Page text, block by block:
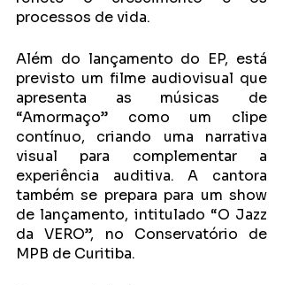
processos de vida.
Além do lançamento do EP, está
previsto um filme audiovisual que
apresenta as músicas de
“Amormaço” como um clipe
contínuo, criando uma narrativa
visual para complementar a
experiência auditiva. A cantora
também se prepara para um show
de lançamento, intitulado “O Jazz
da VERO”, no Conservatório de
MPB de Curitiba.